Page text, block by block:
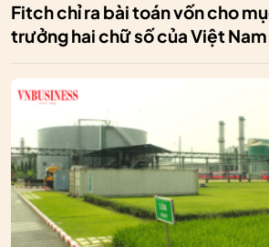
Fitch chỉ ra bài toán vốn cho
trưởng hai chữ số của Việt Nam